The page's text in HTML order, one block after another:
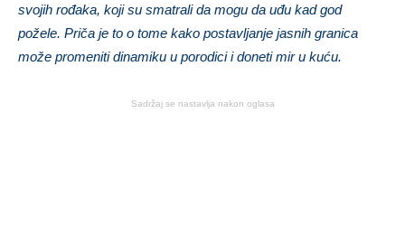
svojih rođaka, koji su smatrali da mogu da uđu kad god
požele. Priča je to o tome kako postavljanje jasnih granica
može promeniti dinamiku u porodici i doneti mir u kuću.
Sadržaj se nastavlja nakon oglasa